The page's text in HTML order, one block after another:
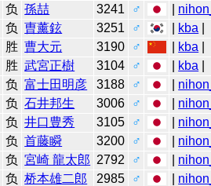
负 孫喆 3241 ♂
负 曺薰鉉 3251 ♂ kba
胜 曹大元 3190 ♂ kba
胜 武宮正樹 3104 ♂ kba
负 富士田明彦 3188 ♂
负 石井邦生 3006 ♂
负 井口豊秀 3105 ♂
负 首藤瞬 3200 ♂
负 宮崎 龍太郎 2792 ♂
负 桥本雄二郎 2985 ♂